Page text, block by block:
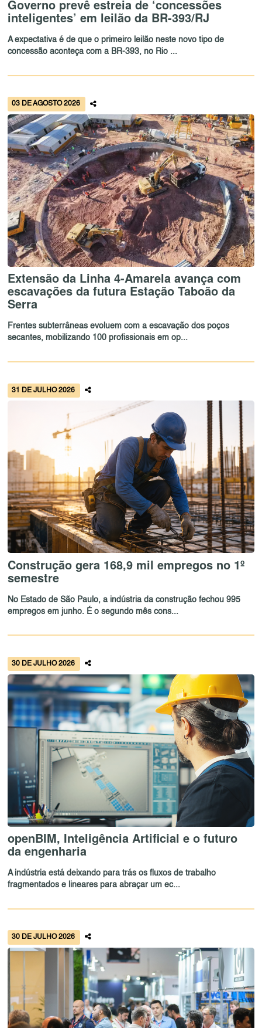
Governo prevê estreia de ‘concessões
inteligentes’ em leilão da BR-393/RJ
A expectativa é de que o primeiro leilão neste novo tipo de
concessão aconteça com a BR-393, no Rio ...
03 DE AGOSTO 2026
Extensão da Linha 4-Amarela avança com
escavações da futura Estação Taboão da
Serra
Frentes subterrâneas evoluem com a escavação dos poços
secantes, mobilizando 100 profissionais em op...
31 DE JULHO 2026
Construção gera 168,9 mil empregos no 1º
semestre
No Estado de São Paulo, a indústria da construção fechou 995
empregos em junho. É o segundo mês cons...
30 DE JULHO 2026
openBIM, Inteligência Artificial e o futuro
da engenharia
A indústria está deixando para trás os fluxos de trabalho
fragmentados e lineares para abraçar um ec...
30 DE JULHO 2026